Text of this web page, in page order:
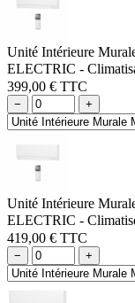
Unité Intérieure
ELECTRIC -
399,00 € TTC
− +
Unité Intérieure
ELECTRIC -
419,00 € TTC
− +